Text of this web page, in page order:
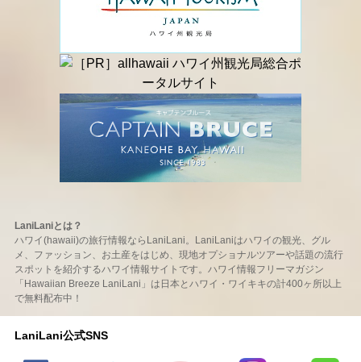
LaniLaniとは？
ハワイ(hawaii)の旅行情報ならLaniLani。LaniLaniはハワイの観光、グル
メ、ファッション、お土産をはじめ、現地オプショナルツアーや話題の流行
スポットを紹介するハワイ情報サイトです。ハワイ情報フリーマガジン
「Hawaiian Breeze LaniLani」は日本とハワイ・ワイキキの計400ヶ所以上
で無料配布中！
LaniLani公式SNS